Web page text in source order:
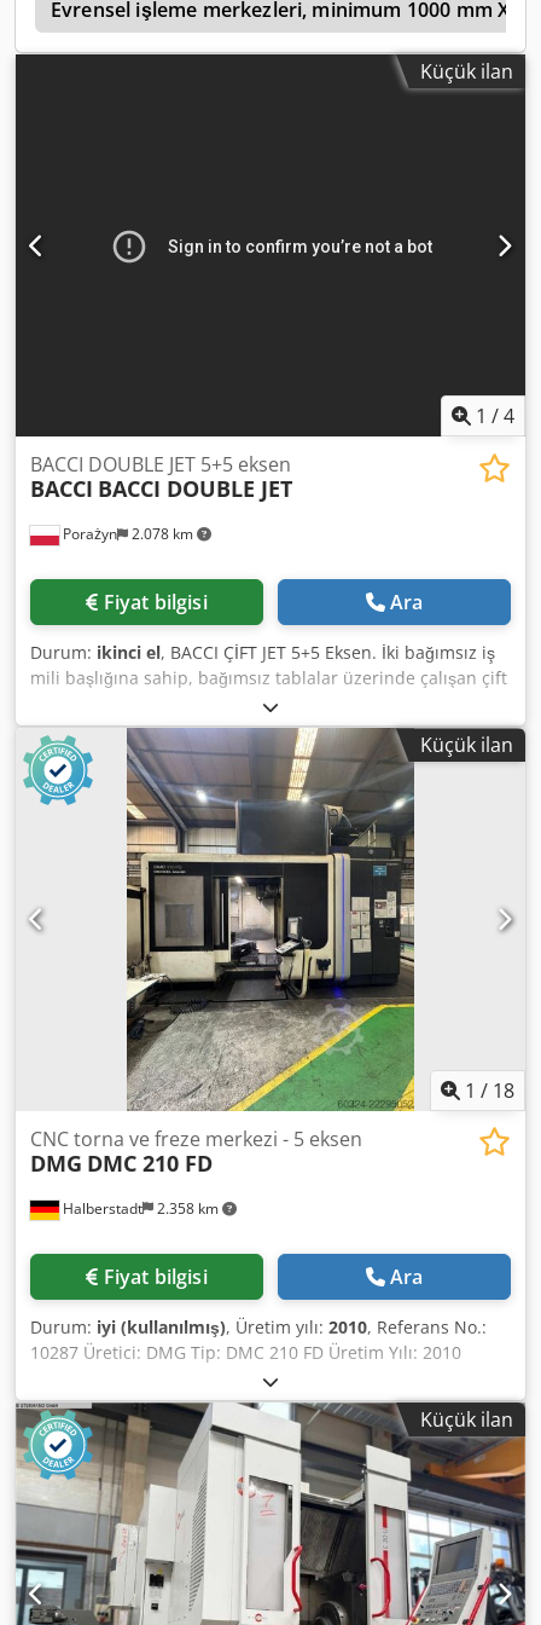
Evrensel işleme merkezleri, minimum 1000 mm X
Küçük ilan
1 /4
Porażyn 2.078 km
BACCI DOUBLE JET 5+5 eksen
BACCI BACCI DOUBLE JET
Fiyat bilgisi Ara
Durum: ikinci el, BACCI ÇİFT JET 5+5 Eksen. İki bağımsız iş
mili başlığına sahip, bağımsız tablalar üzerinde çalışan çift
portal tipi işleme merkezi. • Üretim yılı: 2012 • Mil sayısı ve
tipi / İşleme başlıkları: İki bağımsız, sıvı soğutmalı 5 eksenli
başlık (tipik olarak başlık başına 2+2 kompakt elektrik mili),
24.000 dev/dak'ya kadar hızda çalışır. • Bağlantı değeri /
Elektrik: 50 kW / 380 V / 50 Hz Dcjdpfx Ajzmhz Heb Hsk •
Hava tüketimi: Bacci'nin çok eksenli pnömatik germe ve
vakum sistemleri için standart çalışma gereksinimleri (tipik
olarak 6 ila 7 bar nominal basınç). • Makine ağırlığı:
Yaklaşık 6.000 kg • CNC / Kontrol sistemi: Yüksek hızlı servo
sürücülerle donatılmış endüstriyel OSAI CNC sistemi. •
İçerdiği yazılım: Dinamik iş yükü dengelemesi için
PITAGORA 3D optimizasyon ve simülasyon yazılımı dahil
olmak üzere eksiksiz yazılım. • Entegre malzeme taşıma:
Senkronize yükleme ve boşaltma için tamamen entegre
otomatik şarjör sistemi (huni tipi yükleyici).
Küçük ilan
1 / 18
Halberstadt 2.358 km
CNC torna ve freze merkezi - 5 eksen
DMG DMC 210 FD
Fiyat bilgisi Ara
Durum: iyi (kullanılmış), Üretim yılı: 2010, Referans No.:
10287 Üretici: DMG Tip: DMC 210 FD Üretim Yılı: 2010
Kontrol Tipi: CNC Kontrol Kontrol Ünitesi: Heidenhain Mill
Plus Depolama Yeri: Halberstadt Menşei Ülke: Almanya X
Ekseni: 2100 mm Y Ekseni: 2100 mm Z Ekseni: 1250 mm
Makine Uzunluğu: 11.000 mm Makine Genişliği: 5.000 mm
Makine Yüksekliği: 3.500 mm Maks. İş Parçası Çapı: 2500
mm Maks. İş Parçası Ağırlığı: 6.000 kg Maks. Döner Tabla
Çapı: 1.850 Ø Tabla Dönüş Hızı Aralığı: 250 dev/dk Takım
Bağlantısı: HSK-A100 Takım Magazini: 183 adet Mil Dönüş
Hızı: 12.000 dev/dk Maks. Tork (Delme Mili): 288 Nm Maks.
Tork: 2.000 Nm İlerleme Hızları X/Y/Z Ekseni: 30.000 mm/dk
Küçük ilan